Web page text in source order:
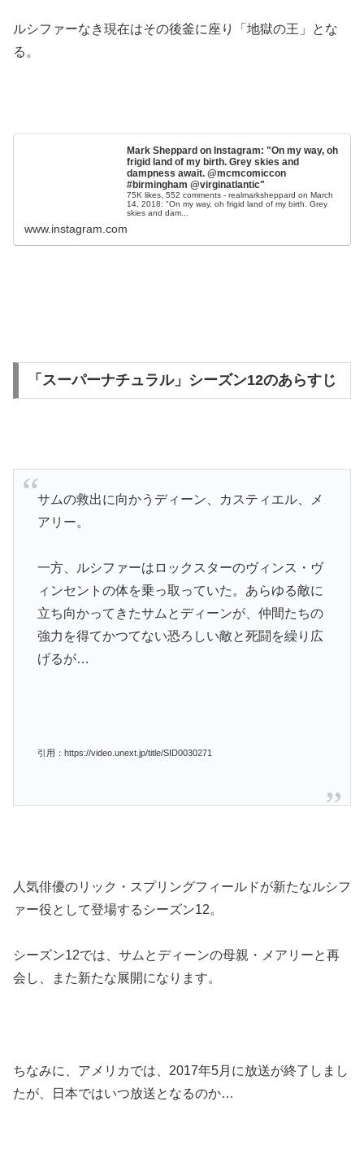
ルシファーなき現在はその後釜に座り「地獄の王」とな
る。
Mark Sheppard on Instagram: "On my way, oh
frigid land of my birth. Grey skies and
dampness await. @mcmcomiccon
#birmingham @virginatlantic"
75K likes, 552 comments - realmarksheppard on March
14, 2018: "On my way, oh frigid land of my birth. Grey
skies and dam...
www.instagram.com
「スーパーナチュラル」シーズン12のあらすじ
サムの救出に向かうディーン、カスティエル、メ
アリー。
一方、ルシファーはロックスターのヴィンス・ヴ
ィンセントの体を乗っ取っていた。あらゆる敵に
立ち向かってきたサムとディーンが、仲間たちの
強力を得てかつてない恐ろしい敵と死闘を繰り広
げるが…
引用：https://video.unext.jp/title/SID0030271
人気俳優のリック・スプリングフィールドが新たなルシフ
ァー役として登場するシーズン12。
シーズン12では、サムとディーンの母親・メアリーと再
会し、また新たな展開になります。
ちなみに、アメリカでは、2017年5月に放送が終了しまし
たが、日本ではいつ放送となるのか…